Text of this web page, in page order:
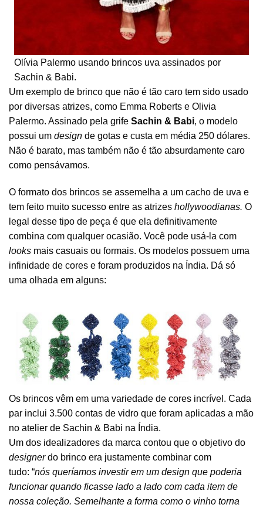
Olívia Palermo usando brincos uva assinados por
Sachin & Babi.
Um exemplo de brinco que não é tão caro tem sido usado
por diversas atrizes, como Emma Roberts e Olivia
Palermo. Assinado pela grife Sachin & Babi, o modelo
possui um design de gotas e custa em média 250 dólares.
Não é barato, mas também não é tão absurdamente caro
como pensávamos.
O formato dos brincos se assemelha a um cacho de uva e
tem feito muito sucesso entre as atrizes hollywoodianas. O
legal desse tipo de peça é que ela definitivamente
combina com qualquer ocasião. Você pode usá-la com
looks mais casuais ou formais. Os modelos possuem uma
infinidade de cores e foram produzidos na Índia. Dá só
uma olhada em alguns:
Os brincos vêm em uma variedade de cores incrível. Cada
par inclui 3.500 contas de vidro que foram aplicadas a mão
no atelier de Sachin & Babi na Índia.
Um dos idealizadores da marca contou que o objetivo do
designerdo brinco era justamente combinar com
tudo: “nós queríamos investir em um design que poderia
funcionar quando ficasse lado a lado com cada item de
nossa coleção. Semelhante a forma como o vinho torna